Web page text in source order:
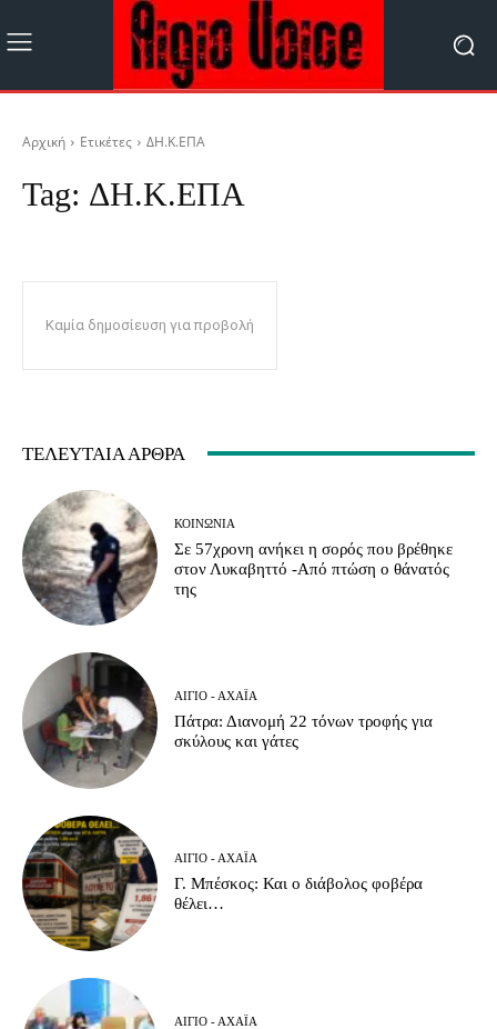
Αρχική Ετικέτες ΔΗ.Κ.ΕΠΑ
Tag: ΔΗ.Κ.ΕΠΑ
Καμία δημοσίευση για προβολή
ΤΕΛΕΥΤΑΊΑ ΆΡΘΡΑ
ΚΟΙΝΩΝΊΑ
Σε 57χρονη ανήκει η σορός που βρέθηκε
στον Λυκαβηττό -Από πτώση ο θάνατός
της
ΑΊΓΙΟ - ΑΧΑΪ́Α
Πάτρα: Διανομή 22 τόνων τροφής για
σκύλους και γάτες
ΑΊΓΙΟ - ΑΧΑΪ́Α
Γ. Μπέσκος: Και ο διάβολος φοβέρα
θέλει…
ΑΊΓΙΟ - ΑΧΑΪ́Α